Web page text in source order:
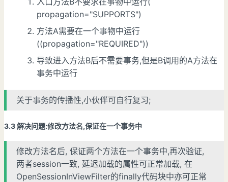
propagation="SUPPORTS")
方法A需要在一个事物中运行
((propagation="REQUIRED"))
导致进入方法B后不需要事务,但是B调用的A方法在
事务中运行
关于事务的传播性,小伙伴可自行复习;
3.3 解决问题:修改方法名,保证在一个事务中
修改方法名后, 保证两个方法在一个事务中,再次验证,
两者session一致, 延迟加载的属性可正常加载, 在
OpenSessionInViewFilter的finally代码块中亦可正常